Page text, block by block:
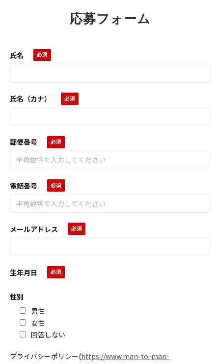
応募フォーム
氏名
氏名（カナ）
郵便番号
電話番号
メールアドレス
生年月日
性別
男性
女性
回答しない
プライバシーポリシー(https://www.man-to-man-